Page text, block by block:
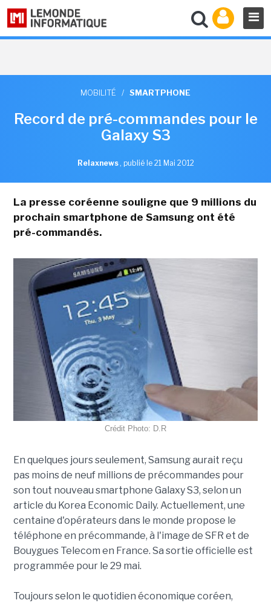
MOBILITÉ / SMARTPHONE
Record de pré-commandes pour le
Galaxy S3
Relaxnews , publié le 21 Mai 2012
La presse coréenne souligne que 9 millions du
prochain smartphone de Samsung ont été
pré-commandés.
Crédit Photo: D.R
En quelques jours seulement, Samsung aurait reçu
pas moins de neuf millions de précommandes pour
son tout nouveau smartphone Galaxy S3, selon un
article du Korea Economic Daily. Actuellement, une
centaine d'opérateurs dans le monde propose le
téléphone en précommande, à l'image de SFR et de
Bouygues Telecom en France. Sa sortie officielle est
programmée pour le 29 mai.
Toujours selon le quotidien économique coréen,